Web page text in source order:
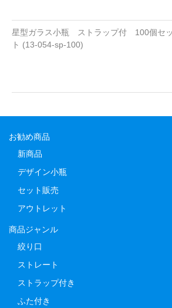
星型ガラス小瓶 ストラップ付 100個セッ
ト (13-054-sp-100)
お勧め商品
新商品
デザイン小瓶
セット販売
アウトレット
商品ジャンル
絞り口
ストレート
ストラップ付き
ふた付き